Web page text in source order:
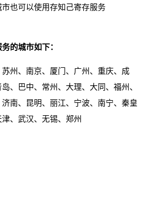
也可以使用存知己寄存服务
的城市如下：
苏州、南京、厦门、广州、重庆、成
、巴中、常州、大理、大同、福州、
南、昆明、丽江、宁波、南宁、秦皇
、武汉、无锡、郑州